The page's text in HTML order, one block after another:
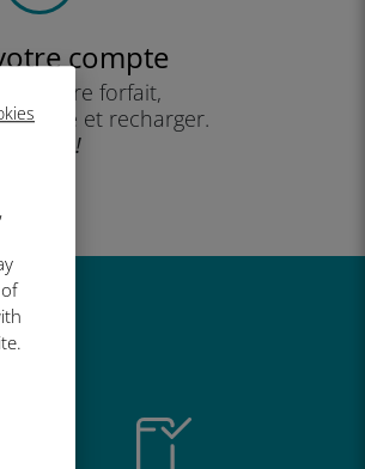
compte
votre forfait,
solde et recharger.
Profitez !